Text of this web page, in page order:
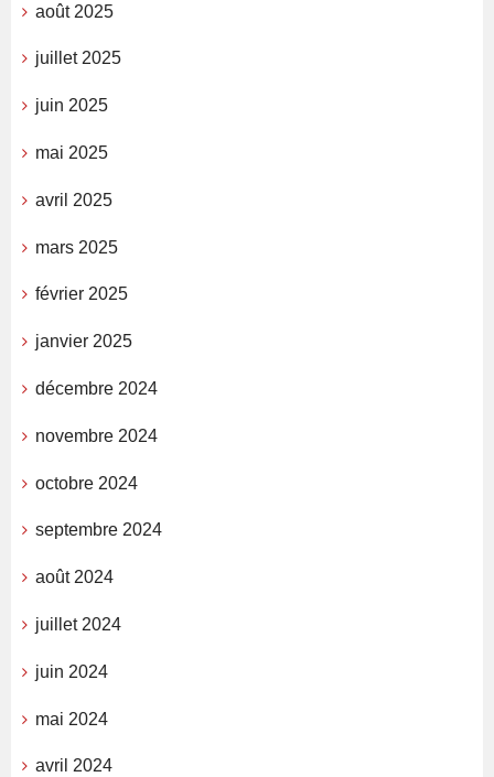
août 2025
juillet 2025
juin 2025
mai 2025
avril 2025
mars 2025
février 2025
janvier 2025
décembre 2024
novembre 2024
octobre 2024
septembre 2024
août 2024
juillet 2024
juin 2024
mai 2024
avril 2024